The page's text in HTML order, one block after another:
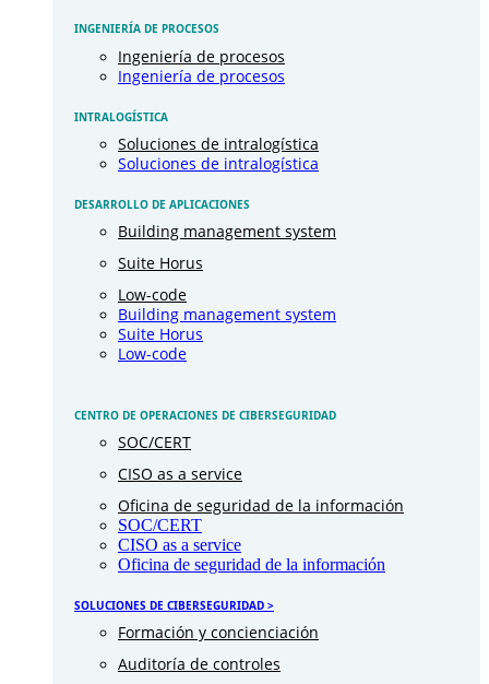
INGENIERÍA DE PROCESOS
Ingeniería de procesos
Ingeniería de procesos
INTRALOGÍSTICA
Soluciones de intralogística
Soluciones de intralogística
DESARROLLO DE APLICACIONES
Building management system
Suite Horus
Low-code
Building management system
Suite Horus
Low-code
CENTRO DE OPERACIONES DE CIBERSEGURIDAD
SOC/CERT
CISO as a service
Oficina de seguridad de la información
SOC/CERT
CISO as a service
Oficina de seguridad de la información
SOLUCIONES DE CIBERSEGURIDAD >
Formación y concienciación
Auditoría de controles